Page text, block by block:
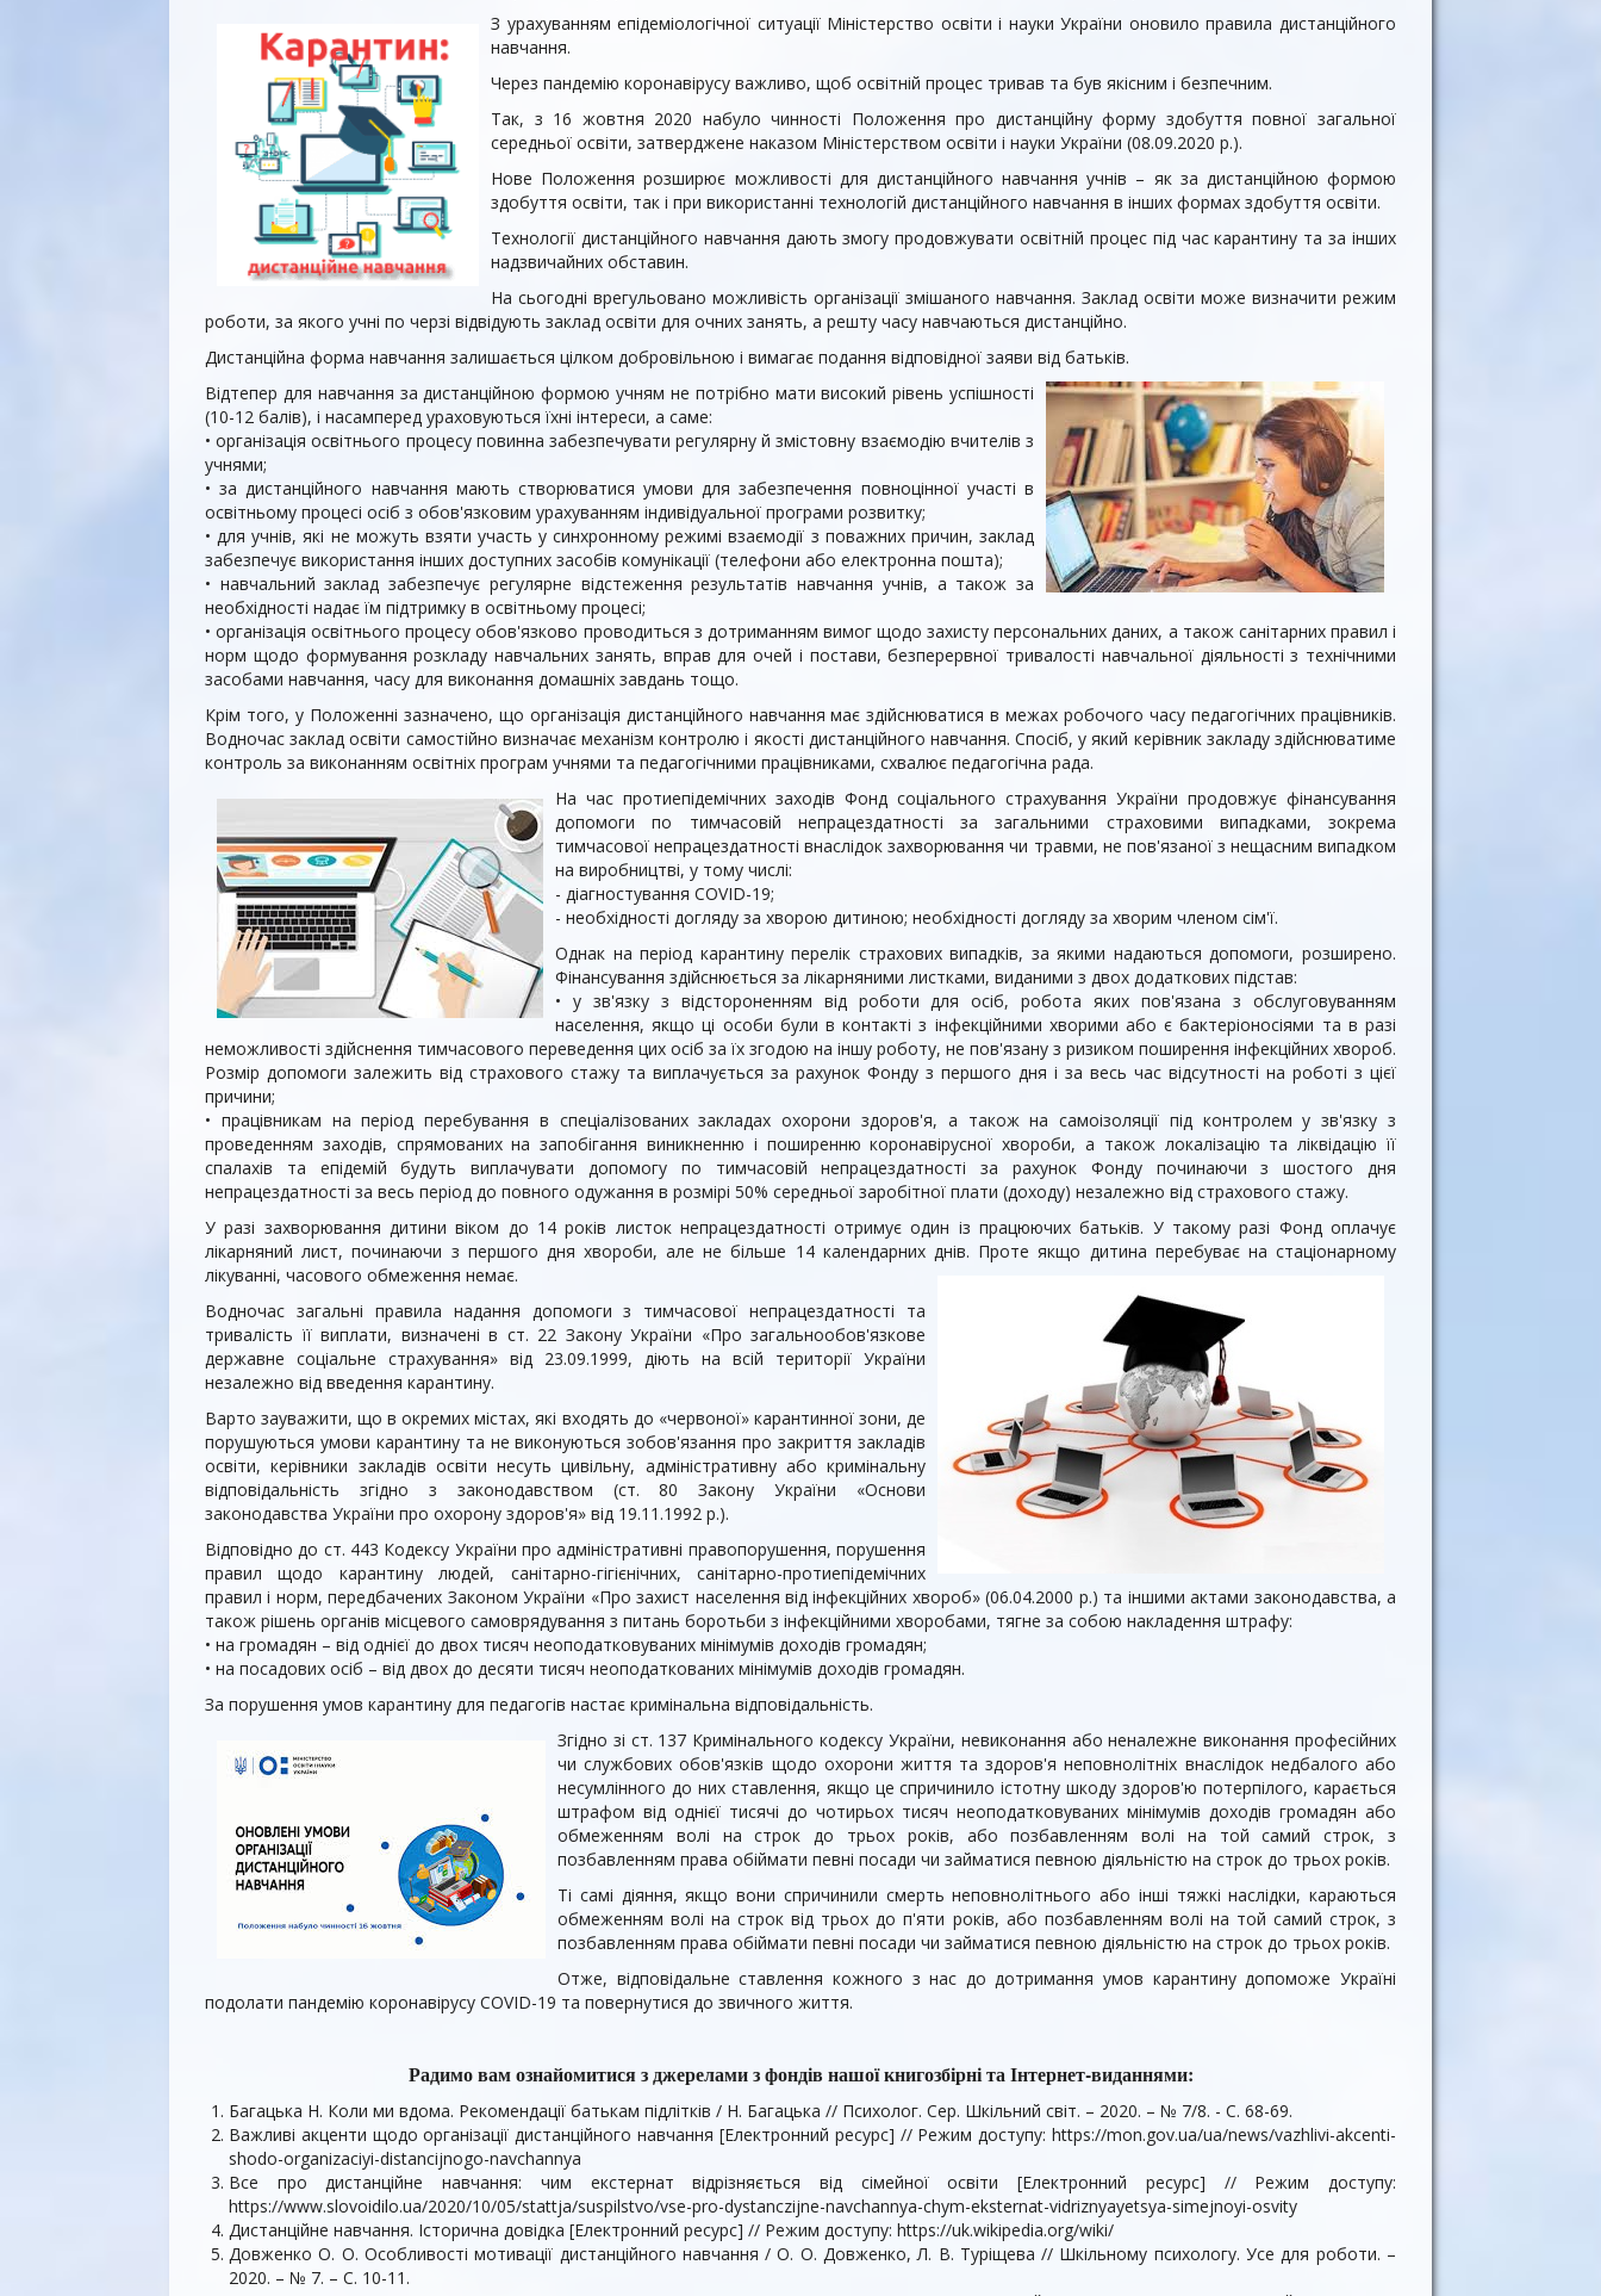
З урахуванням епідеміологічної ситуації Міністерство освіти і науки України оновило правила дистанційного
навчання.
Через пандемію коронавірусу важливо, щоб освітній процес тривав та був якісним і безпечним.
Так, з 16 жовтня 2020 набуло чинності Положення про дистанційну форму здобуття повної загальної
середньої освіти, затверджене наказом Міністерством освіти і науки України (08.09.2020 р.).
Нове Положення розширює можливості для дистанційного навчання учнів – як за дистанційною формою
здобуття освіти, так і при використанні технологій дистанційного навчання в інших формах здобуття освіти.
Технології дистанційного навчання дають змогу продовжувати освітній процес під час карантину та за інших
надзвичайних обставин.
На сьогодні врегульовано можливість організації змішаного навчання. Заклад освіти може визначити режим
роботи, за якого учні по черзі відвідують заклад освіти для очних занять, а решту часу навчаються дистанційно.
Дистанційна форма навчання залишається цілком добровільною і вимагає подання відповідної заяви від батьків.
Відтепер для навчання за дистанційною формою учням не потрібно мати високий рівень успішності
(10-12 балів), і насамперед ураховуються їхні інтереси, а саме:
• організація освітнього процесу повинна забезпечувати регулярну й змістовну взаємодію вчителів з
учнями;
• за дистанційного навчання мають створюватися умови для забезпечення повноцінної участі в
освітньому процесі осіб з обов'язковим урахуванням індивідуальної програми розвитку;
• для учнів, які не можуть взяти участь у синхронному режимі взаємодії з поважних причин, заклад
забезпечує використання інших доступних засобів комунікації (телефони або електронна пошта);
• навчальний заклад забезпечує регулярне відстеження результатів навчання учнів, а також за
необхідності надає їм підтримку в освітньому процесі;
• організація освітнього процесу обов'язково проводиться з дотриманням вимог щодо захисту персональних даних, а також санітарних правил і
норм щодо формування розкладу навчальних занять, вправ для очей і постави, безперервної тривалості навчальної діяльності з технічними
засобами навчання, часу для виконання домашніх завдань тощо.
Крім того, у Положенні зазначено, що організація дистанційного навчання має здійснюватися в межах робочого часу педагогічних працівників.
Водночас заклад освіти самостійно визначає механізм контролю і якості дистанційного навчання. Спосіб, у який керівник закладу здійснюватиме
контроль за виконанням освітніх програм учнями та педагогічними працівниками, схвалює педагогічна рада.
На час протиепідемічних заходів Фонд соціального страхування України продовжує фінансування
допомоги по тимчасовій непрацездатності за загальними страховими випадками, зокрема
тимчасової непрацездатності внаслідок захворювання чи травми, не пов'язаної з нещасним випадком
на виробництві, у тому числі:
- діагностування COVID-19;
- необхідності догляду за хворою дитиною; необхідності догляду за хворим членом сім'ї.
Однак на період карантину перелік страхових випадків, за якими надаються допомоги, розширено.
Фінансування здійснюється за лікарняними листками, виданими з двох додаткових підстав:
• у зв'язку з відстороненням від роботи для осіб, робота яких пов'язана з обслуговуванням
населення, якщо ці особи були в контакті з інфекційними хворими або є бактеріоносіями та в разі
неможливості здійснення тимчасового переведення цих осіб за їх згодою на іншу роботу, не пов'язану з ризиком поширення інфекційних хвороб.
Розмір допомоги залежить від страхового стажу та виплачується за рахунок Фонду з першого дня і за весь час відсутності на роботі з цієї
причини;
• працівникам на період перебування в спеціалізованих закладах охорони здоров'я, а також на самоізоляції під контролем у зв'язку з
проведенням заходів, спрямованих на запобігання виникненню і поширенню коронавірусної хвороби, а також локалізацію та ліквідацію її
спалахів та епідемій будуть виплачувати допомогу по тимчасовій непрацездатності за рахунок Фонду починаючи з шостого дня
непрацездатності за весь період до повного одужання в розмірі 50% середньої заробітної плати (доходу) незалежно від страхового стажу.
У разі захворювання дитини віком до 14 років листок непрацездатності отримує один із працюючих батьків. У такому разі Фонд оплачує
лікарняний лист, починаючи з першого дня хвороби, але не більше 14 календарних днів. Проте якщо дитина перебуває на стаціонарному
лікуванні, часового обмеження немає.
Водночас загальні правила надання допомоги з тимчасової непрацездатності та
тривалість її виплати, визначені в ст. 22 Закону України «Про загальнообов'язкове
державне соціальне страхування» від 23.09.1999, діють на всій території України
незалежно від введення карантину.
Варто зауважити, що в окремих містах, які входять до «червоної» карантинної зони, де
порушуються умови карантину та не виконуються зобов'язання про закриття закладів
освіти, керівники закладів освіти несуть цивільну, адміністративну або кримінальну
відповідальність згідно з законодавством (ст. 80 Закону України «Основи
законодавства України про охорону здоров'я» від 19.11.1992 р.).
Відповідно до ст. 443 Кодексу України про адміністративні правопорушення, порушення
правил щодо карантину людей, санітарно-гігієнічних, санітарно-протиепідемічних
правил і норм, передбачених Законом України «Про захист населення від інфекційних хвороб» (06.04.2000 р.) та іншими актами законодавства, а
також рішень органів місцевого самоврядування з питань боротьби з інфекційними хворобами, тягне за собою накладення штрафу:
• на громадян – від однієї до двох тисяч неоподатковуваних мінімумів доходів громадян;
• на посадових осіб – від двох до десяти тисяч неоподаткованих мінімумів доходів громадян.
За порушення умов карантину для педагогів настає кримінальна відповідальність.
Згідно зі ст. 137 Кримінального кодексу України, невиконання або неналежне виконання професійних
чи службових обов'язків щодо охорони життя та здоров'я неповнолітніх внаслідок недбалого або
несумлінного до них ставлення, якщо це спричинило істотну шкоду здоров'ю потерпілого, карається
штрафом від однієї тисячі до чотирьох ти­сяч неоподатковуваних мінімумів доходів громадян або
обмеженням волі на строк до трьох років, або позбавленням волі на той самий строк, з
позбавленням права обіймати певні посади чи займатися певною діяльністю на строк до трьох років.
Ті самі діяння, якщо вони спричинили смерть неповнолітнього або інші тяжкі наслідки, караються
обмеженням волі на строк від трьох до п'яти років, або позбавленням волі на той самий строк, з
позбавленням права обіймати певні посади чи займатися певною діяльністю на строк до трьох років.
Отже, відповідальне ставлення кожного з нас до дотримання умов карантину допоможе Україні
подолати пандемію коронавірусу COVID-19 та повернутися до звичного життя.
Радимо вам ознайомитися з джерелами з фондів нашої книгозбірні та Інтернет-виданнями:
Багацька Н. Коли ми вдома. Рекомендації батькам підлітків / Н. Багацька // Психолог. Сер. Шкільний світ. – 2020. – № 7/8. - С. 68-69.
Важливі акценти щодо організації дистанційного навчання [Електронний ресурс] // Режим доступу: https://mon.gov.ua/ua/news/vazhlivi-akcenti-
shodo-organizaciyi-distancijnogo-navchannya
Все про дистанційне навчання: чим екстернат відрізняється від сімейної освіти [Електронний ресурс] // Режим доступу:
https://www.slovoidilo.ua/2020/10/05/stattja/suspilstvo/vse-pro-dystanczijne-navchannya-chym-eksternat-vidriznyayetsya-simejnoyi-osvity
Дистанційне навчання. Історична довідка [Електронний ресурс] // Режим доступу: https://uk.wikipedia.org/wiki/
Довженко О. О. Особливості мотивації дистанційного навчання / О. О. Довженко, Л. В. Туріщева // Шкільному психологу. Усе для роботи. –
2020. – № 7. – С. 10-11.